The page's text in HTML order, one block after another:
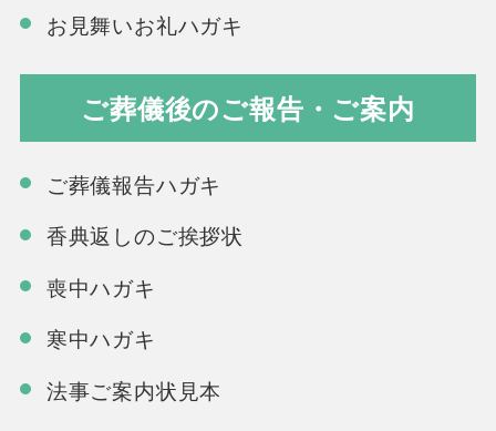
お見舞いお礼ハガキ
ご葬儀後のご報告・ご案内
ご葬儀報告ハガキ
香典返しのご挨拶状
喪中ハガキ
寒中ハガキ
法事ご案内状見本